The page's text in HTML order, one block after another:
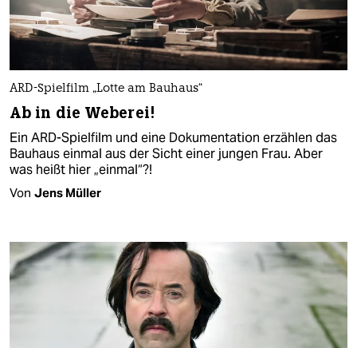
ARD-Spielfilm „Lotte am Bauhaus“
Ab in die Weberei!
Ein ARD-Spielfilm und eine Dokumentation erzählen das
Bauhaus einmal aus der Sicht einer jungen Frau. Aber
was heißt hier „einmal“?!
Von Jens Müller